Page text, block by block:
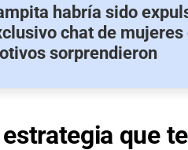
habría sido
chat de mujeres
sorprendieron
estrategia que